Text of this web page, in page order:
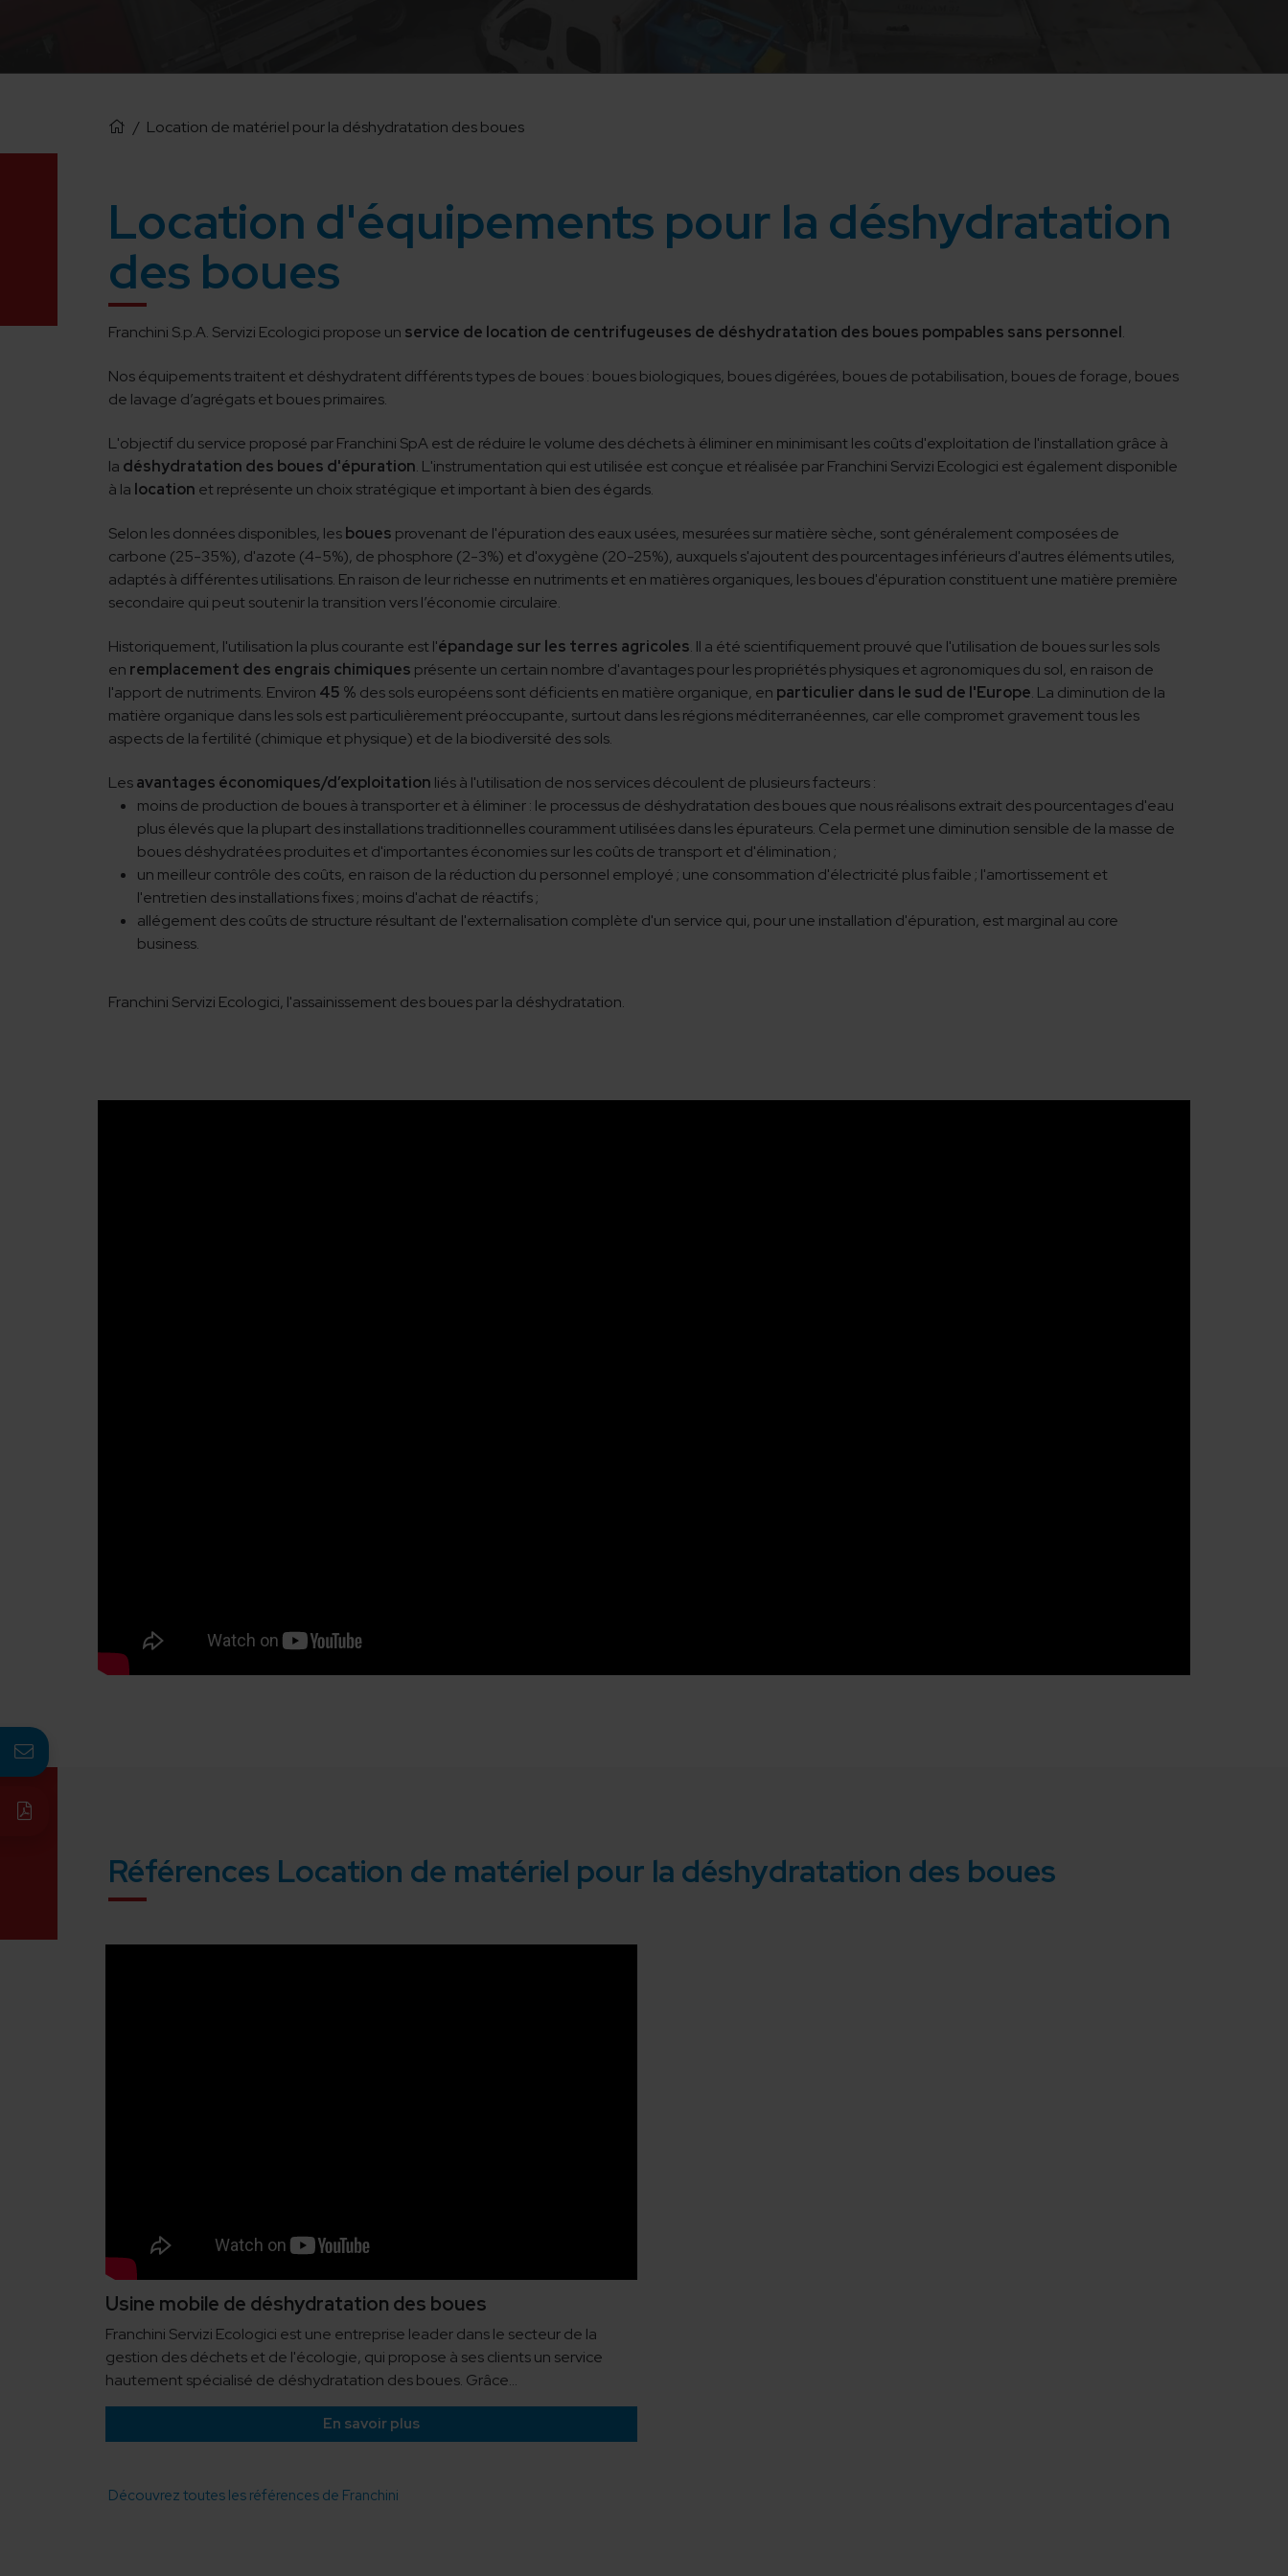
/ Location de matériel pour la déshydratation des boues
Location d'équipements pour la déshydratation
des boues
Franchini S.p.A. Servizi Ecologici propose un service de location de centrifugeuses de déshydratation des boues pompables sans personnel.
Nos équipements traitent et déshydratent différents types de boues : boues biologiques, boues digérées, boues de potabilisation, boues de forage, boues
de lavage d’agrégats et boues primaires.
L'objectif du service proposé par Franchini SpA est de réduire le volume des déchets à éliminer en minimisant les coûts d'exploitation de l'installation grâce à
la déshydratation des boues d'épuration. L'instrumentation qui est utilisée est conçue et réalisée par Franchini Servizi Ecologici est également disponible
à la location et représente un choix stratégique et important à bien des égards.
Selon les données disponibles, lesboues provenant de l'épuration des eaux usées, mesurées sur matière sèche, sont généralement composées de
carbone (25-35%), d'azote (4-5%), de phosphore (2-3%) et d'oxygène (20-25%), auxquels s'ajoutent des pourcentages inférieurs d'autres éléments utiles,
adaptés à différentes utilisations. En raison de leur richesse en nutriments et en matières organiques, les boues d'épuration constituent une matière première
secondaire qui peut soutenir la transition vers l’économie circulaire.
Historiquement, l'utilisation la plus courante est l'épandage sur les terres agricoles. Il a été scientifiquement prouvé que l'utilisation de boues sur les sols
en remplacement des engrais chimiques présente un certain nombre d'avantages pour les propriétés physiques et agronomiques du sol, en raison de
l'apport de nutriments. Environ 45 % des sols européens sont déficients en matière organique, en particulier dans le sud de l'Europe. La diminution de la
matière organique dans les sols est particulièrement préoccupante, surtout dans les régions méditerranéennes, car elle compromet gravement tous les
aspects de la fertilité (chimique et physique) et de la biodiversité des sols.
Lesavantages économiques/d’exploitation liés à l'utilisation de nos services découlent de plusieurs facteurs :
moins de production de boues à transporter et à éliminer : le processus de déshydratation des boues que nous réalisons extrait des pourcentages d'eau
plus élevés que la plupart des installations traditionnelles couramment utilisées dans les épurateurs. Cela permet une diminution sensible de la masse de
boues déshydratées produites et d'importantes économies sur les coûts de transport et d'élimination ;
un meilleur contrôle des coûts, en raison de la réduction du personnel employé ; une consommation d'électricité plus faible ; l'amortissement et
l'entretien des installations fixes ; moins d'achat de réactifs ;
allégement des coûts de structure résultant de l'externalisation complète d'un service qui, pour une installation d'épuration, est marginal au core
business.
Franchini Servizi Ecologici, l'assainissement des boues par la déshydratation.
Références Location de matériel pour la déshydratation des boues
Usine mobile de déshydratation des boues
Franchini Servizi Ecologici est une entreprise leader dans le secteur de la
gestion des déchets et de l'écologie, qui propose à ses clients un service
hautement spécialisé de déshydratation des boues. Grâce...
En savoir plus
Découvrez toutes les références de Franchini